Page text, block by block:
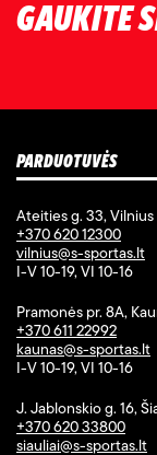
GAUKITE
PARDUOTUVĖS
Ateities g. 33, Vilnius
+370 620 12300
vilnius@s-sportas.lt
I-V 10-19, VI 10-16
Pramonės pr. 8A,
+370 611 22992
kaunas@s-sportas.lt
I-V 10-19, VI 10-16
J. Jablonskio g. 16,
+370 620 33800
siauliai@s-sportas.lt